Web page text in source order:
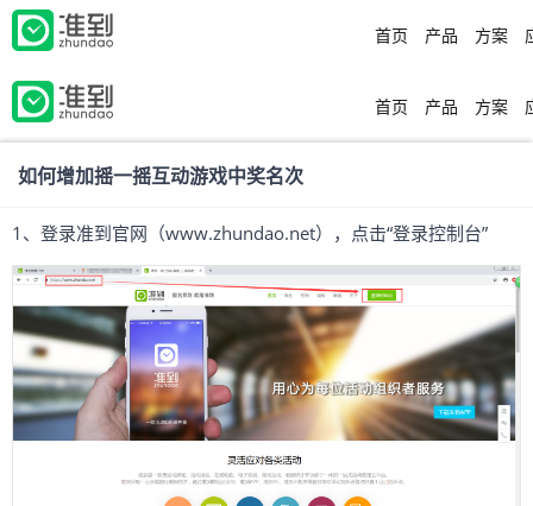
首页 产品 方案
首页 产品 方案
如何增加摇一摇互动游戏中奖名次
1、登录准到官网（www.zhundao.net），点击“登录控制台”